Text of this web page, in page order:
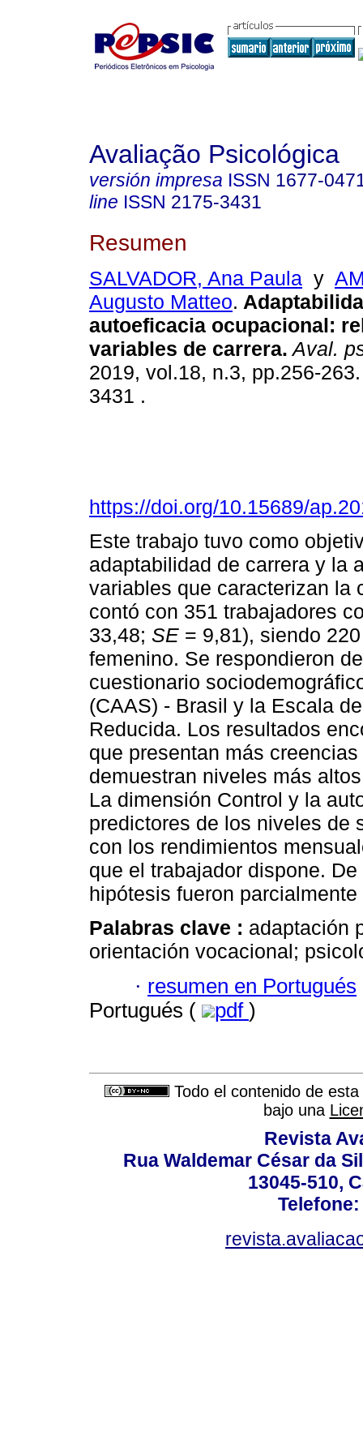
Avaliação Psicológica
versión impresa ISSN 1677-
line ISSN 2175-3431
Resumen
SALVADOR, Ana Paula y
Augusto Matteo.
autoeficacia ocupacional:
variables de carrera. Aval.
2019, vol.18, n.3, pp.256-
3431 .
https://doi.org/10.15689/
Este trabajo tuvo como
adaptabilidad de carrera y la
variables que caracterizan la
contó con 351 trabajadores
33,48; SE = 9,81), siendo
femenino. Se respondieron
cuestionario
(CAAS) - Brasil y la Escala
Reducida. Los resultados
que presentan más
demuestran niveles más
La dimensión Control y la
predictores de los niveles de
con los rendimientos
que el trabajador dispone.
hipótesis fueron
Palabras clave : adaptación
orientación vocacional;
· resumen en Portugués
Portugués (
pdf )
Todo el contenido de
bajo una
Revista
Rua Waldemar César da
13045-510,
Telefone: